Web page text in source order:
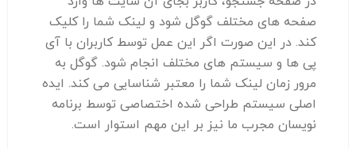
صفحه های مختلف گوگل شود و لینک شما را کلیک
کند. در این صورت اگر این عمل توسط کاربران با آی
پی ها و سیستم های مختلف انجام شود. گوگل به
مرور زمان لینک شما را معتبر شناسایی می کند. ایده
اصلی سیستم طراحی شده اختصاصی توسط برنامه
نویسان مجرب ما نیز بر این مهم استوار است.